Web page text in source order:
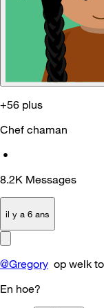
+56 plus
Chef chaman
•
8.2K Messages
il y a 6 ans
@Gregory op welk
En hoe?